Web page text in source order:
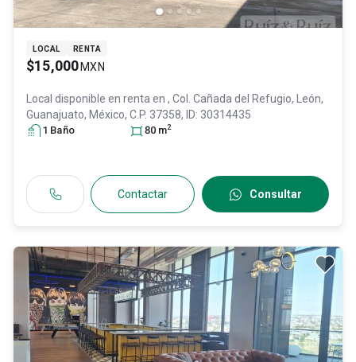
LOCAL RENTA
$15,000 MXN
Local disponible en renta en , Col. Cañada del Refugio, León,
Guanajuato, México, C.P. 37358, ID: 30314435
1 Baño 80 m2
Contactar Consultar